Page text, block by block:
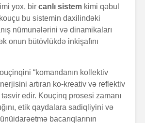
yox, bir canlı sistem kimi qəbul
bu sistemin daxilindəki
nümunələrini və dinamikaları
onun bütövlükdə inkişafını
“komandanın kollektiv
artıran ko-kreativ və reflektiv
edir. Kouçinq prosesi zamanı
etik qaydalara sadiqliyini və
bacarıqlarının